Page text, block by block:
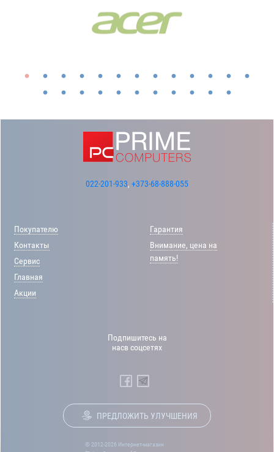
022-201-933, +373-68-888-055
Покупателю
Контакты
Сервис
Главная
Акции
Гарантия
Внимание, цена на
память!
Подпишитесь на
насв соцсетях
ПРЕДЛОЖИТЬ УЛУЧШЕНИЯ
© 2012-2026 Интернет-магазин